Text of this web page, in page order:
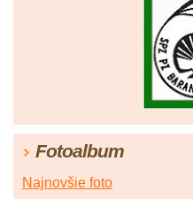
Fotoalbum
Najnovšie foto